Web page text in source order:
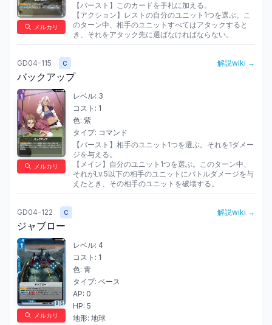
メルカリ
【バースト】このカードを手札に加える。
【アクション】レストの自分のユニット1つを選ぶ。こ
のターン中、相手のユニットすべてはアタックすると
き、それをアタック先に選ばなければならない。
GD04-115 C 解説wiki →
バックアップ
メルカリ
レベル: 3
コスト: 1
色: 紫
タイプ: コマンド
【バースト】相手のユニット1つを選ぶ。それを1ダメー
ジを与える。
【メイン】自分のユニット1つを選ぶ。このターン中、
それがLv.5以下の相手のユニットにバトルダメージを与
えたとき、その相手のユニットを破壊する。
GD04-122 C 解説wiki →
ジャブロー
メルカリ
レベル: 4
コスト: 1
色: 青
タイプ: ベース
AP: 0
HP: 5
地形: 地球